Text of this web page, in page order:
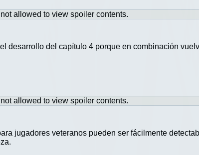
allowed to view spoiler contents.
desarrollo del capítulo 4 porque en combinación
allowed to view spoiler contents.
jugadores veteranos pueden ser fácilmente